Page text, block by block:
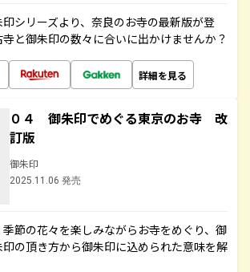
シリーズより、奈良のお寺の最新版が登
と御朱印の数々に合いに出かけませんか？
詳細を見る
０４ 御朱印でめぐる東京のお寺 改
訂版
御朱印
2025.11.06 発売
節の花々を楽しみながらお寺をめぐり、御
の頂き方から御朱印に込められた意味を解